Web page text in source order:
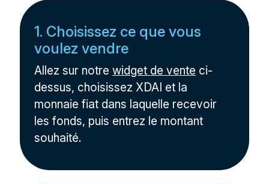
1. Choisissez ce que vous
voulez vendre
Allez sur notrewidget de vente ci-
dessus, choisissez XDAI et la
monnaie fiat dans laquelle recevoir
les fonds, puis entrez le montant
souhaité.